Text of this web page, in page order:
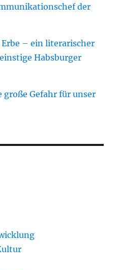
der
– ein literarischer
Habsburger
Gefahr für unser